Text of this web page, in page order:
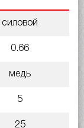
силовой
0.66
медь
5
25